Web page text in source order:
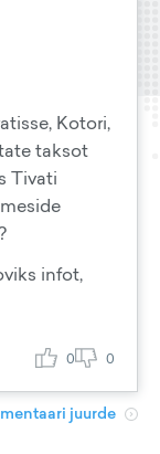
Kotori,
taksot
Tivati
infot,
0 0
juurde